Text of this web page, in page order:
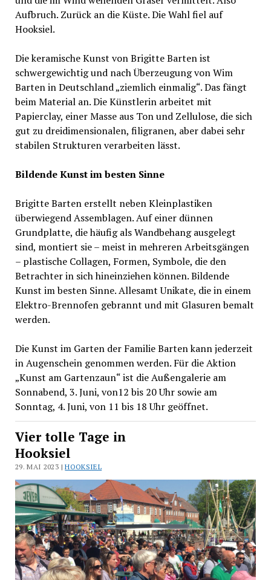
Aufbruch. Zurück an die Küste. Die Wahl fiel auf
Hooksiel.
Die keramische Kunst von Brigitte Barten ist
schwergewichtig und nach Überzeugung von Wim
Barten in Deutschland „ziemlich einmalig“. Das fängt
beim Material an. Die Künstlerin arbeitet mit
Papierclay, einer Masse aus Ton und Zellulose, die sich
gut zu dreidimensionalen, filigranen, aber dabei sehr
stabilen Strukturen verarbeiten lässt.
Bildende Kunst im besten Sinne
Brigitte Barten erstellt neben Kleinplastiken
überwiegend Assemblagen. Auf einer dünnen
Grundplatte, die häufig als Wandbehang ausgelegt
sind, montiert sie – meist in mehreren Arbeitsgängen
– plastische Collagen, Formen, Symbole, die den
Betrachter in sich hineinziehen können. Bildende
Kunst im besten Sinne. Allesamt Unikate, die in einem
Elektro-Brennofen gebrannt und mit Glasuren bemalt
werden.
Die Kunst im Garten der Familie Barten kann jederzeit
in Augenschein genommen werden. Für die Aktion
„Kunst am Gartenzaun“ ist die Außengalerie am
Sonnabend, 3. Juni, von12 bis 20 Uhr sowie am
Sonntag, 4. Juni, von 11 bis 18 Uhr geöffnet.
Vier tolle Tage in
Hooksiel
29. MAI 2023 |HOOKSIEL